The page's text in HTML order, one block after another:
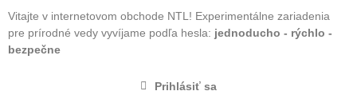
Vitajte v internetovom obchode NTL! Experimentálne zariadenia
pre prírodné vedy vyvíjame podľa hesla: jednoducho - rýchlo -
bezpečne
Prihlásiť sa